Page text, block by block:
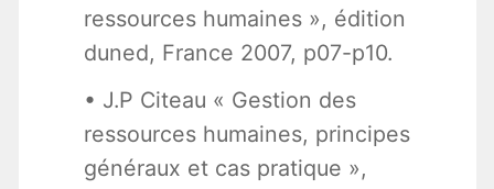
ressources humaines », édition
duned, France 2007, p07-p10.
• J.P Citeau « Gestion des
ressources humaines, principes
généraux et cas pratique »,